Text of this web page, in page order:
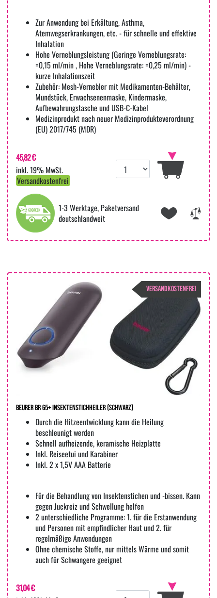
Zur Anwendung bei Erkältung, Asthma,
Atemwegserkrankungen, etc. - für schnelle und effektive
Inhalation
Hohe Verneblungsleistung (Geringe Verneblungsrate:
=0,15 ml/min , Hohe Verneblungsrate: =0,25 ml/min) -
kurze Inhalationszeit
Zubehör: Mesh-Vernebler mit Medikamenten-Behälter,
Mundstück, Erwachsenenmaske, Kindermaske,
Aufbewahrungstasche und USB-C-Kabel
Medizinprodukt nach neuer Medizinprodukteverordnung
(EU) 2017/745 (MDR)
45,82 €
inkl. 19% MwSt.
Versandkostenfrei
1-3 Werktage, Paketversand
deutschlandweit
VERSANDKOSTENFREI
Beurer BR 65+ Insektenstichheiler (Schwarz)
Durch die Hitzeentwicklung kann die Heilung
beschleunigt werden
Schnell aufheizende, keramische Heizplatte
Inkl. Reiseetui und Karabiner
Inkl. 2 x 1,5V AAA Batterie
Für die Behandlung von Insektenstichen und -bissen. Kann
gegen Juckreiz und Schwellung helfen
2 unterschiedliche Programme: 1. für die Erstanwendung
und Personen mit empfindlicher Haut und 2. für
regelmäßige Anwendungen
Ohne chemische Stoffe, nur mittels Wärme und somit
auch für Schwangere geeignet
31,04 €